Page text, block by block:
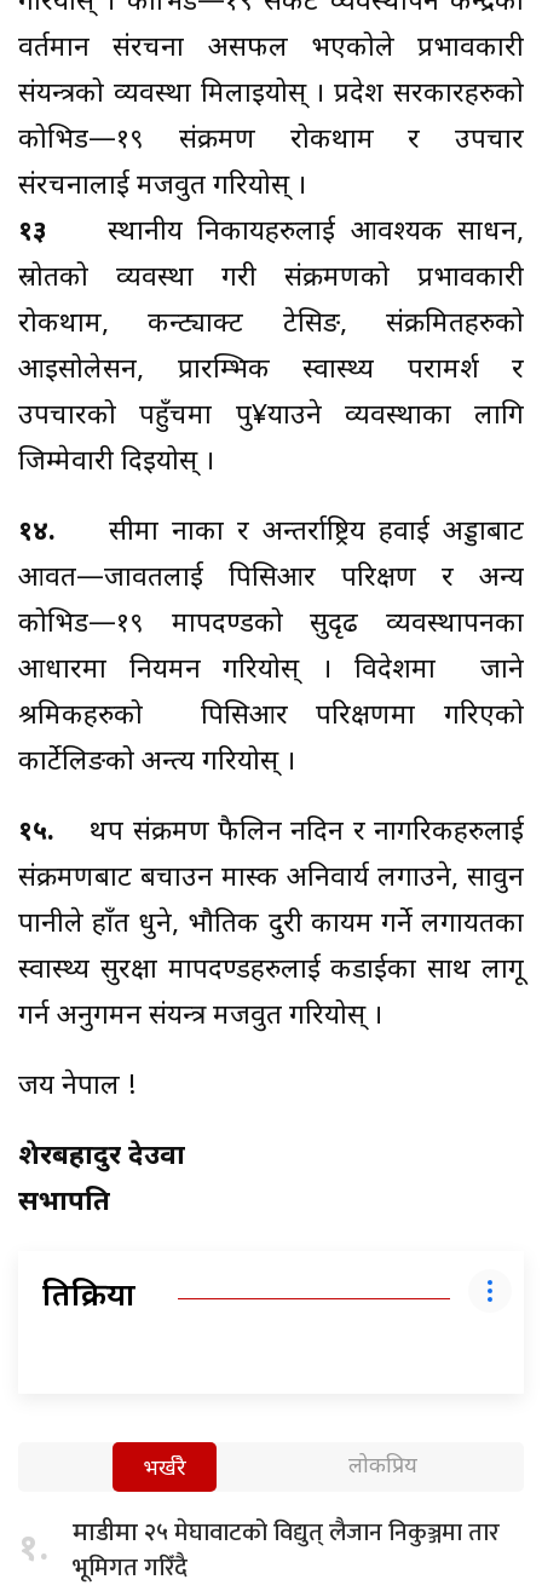
वर्तमान संरचना असफल भएकोले प्रभावकारी
संयन्त्रको व्यवस्था मिलाइयोस् । प्रदेश सरकारहरुको
कोभिड—१९ संक्रमण रोकथाम र उपचार
संरचनालाई मजवुत गरियोस् ।
१३
स्थानीय निकायहरुलाई आवश्यक साधन,
स्रोतको व्यवस्था गरी संक्रमणको प्रभावकारी
रोकथाम, कन्ट्याक्ट टेसिङ, संक्रमितहरुको
आइसोलेसन, प्रारम्भिक स्वास्थ्य परामर्श र
उपचारको पहुँचमा पु¥याउने व्यवस्थाका लागि
जिम्मेवारी दिइयोस् ।
१४.
सीमा नाका र अन्तर्राष्ट्रिय हवाई अड्डाबाट
आवत—जावतलाई पिसिआर परिक्षण र अन्य
कोभिड—१९ मापदण्डको सुदृढ व्यवस्थापनका
आधारमा नियमन गरियोस् । विदेशमा जाने
श्रमिकहरुको पिसिआर परिक्षणमा गरिएको
कार्टेलिङको अन्त्य गरियोस् ।
१५.
थप संक्रमण फैलिन नदिन र नागरिकहरुलाई
संक्रमणबाट बचाउन मास्क अनिवार्य लगाउने, सावुन
पानीले हाँत धुने, भौतिक दुरी कायम गर्ने लगायतका
स्वास्थ्य सुरक्षा मापदण्डहरुलाई कडाईका साथ लागू
गर्न अनुगमन संयन्त्र मजवुत गरियोस् ।
जय नेपाल !
शेरबहादुर देउवा
सभापति
प्रतिक्रिया
भर्खरै लोकप्रिय
१. माडीमा २५ मेघावाटको विद्युत् लैजान निकुञ्जमा तार
भूमिगत गरिँदै